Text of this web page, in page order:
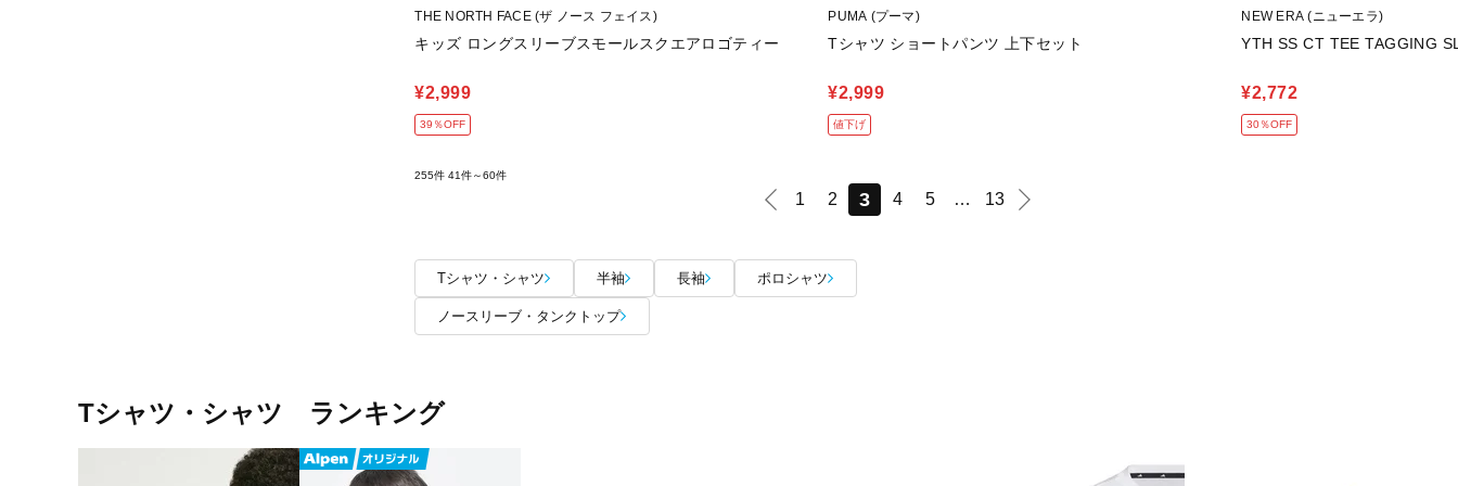
THE NORTH FACE (ザ ノース フェイス)
キッズ ロングスリーブスモールスクエアロゴティー
¥2,999
39％OFF
PUMA (プーマ)
Tシャツ ショートパンツ 上下セット
¥2,999
値下げ
NEW ERA (ニューエラ)
YTH SS CT TEE TAGGING
¥2,772
30％OFF
255件41件～60件
1 2 3 4 5 … 13
Tシャツ・シャツ 半袖 長袖 ポロシャツ
ノースリーブ・タンクトップ
Tシャツ・シャツ ランキング